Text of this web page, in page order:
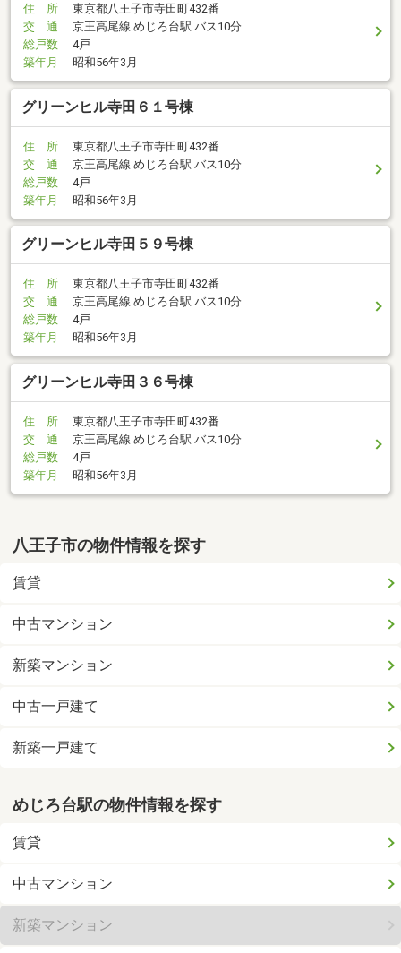
住 所
東京都八王子市寺田町432番
交 通
京王高尾線 めじろ台駅 バス10分
総戸数
4戸
築年月
昭和56年3月
グリーンヒル寺田６１号棟
住 所
東京都八王子市寺田町432番
交 通
京王高尾線 めじろ台駅 バス10分
総戸数
4戸
築年月
昭和56年3月
グリーンヒル寺田５９号棟
住 所
東京都八王子市寺田町432番
交 通
京王高尾線 めじろ台駅 バス10分
総戸数
4戸
築年月
昭和56年3月
グリーンヒル寺田３６号棟
住 所
東京都八王子市寺田町432番
交 通
京王高尾線 めじろ台駅 バス10分
総戸数
4戸
築年月
昭和56年3月
八王子市の物件情報を探す
賃貸
中古マンション
新築マンション
中古一戸建て
新築一戸建て
めじろ台駅の物件情報を探す
賃貸
中古マンション
新築マンション